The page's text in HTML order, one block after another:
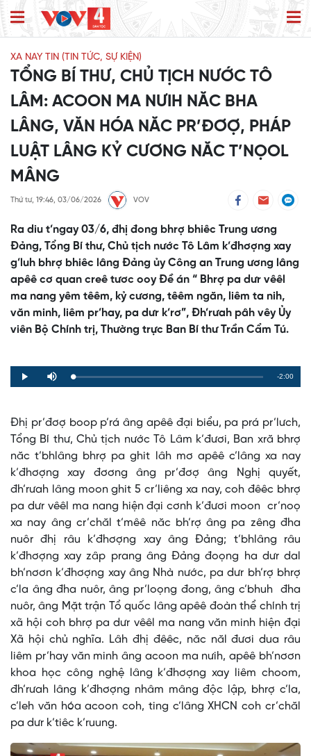
XA NAY TIN (TIN TỨC, SỰ KIỆN)
TỔNG BÍ THƯ, CHỦ TỊCH NƯỚC TÔ
LÂM: ACOON MA NƯIH NĂC BHA
LÂNG, VĂN HÓA NĂC PR’ĐƠỢ, PHÁP
LUẬT LÂNG KỶ CƯƠNG NĂC T’NỌOL
MÂNG
Thứ tư, 19:46, 03/06/2026 VOV
Ra diu t’ngay 03/6, đhị đong bhrợ bhiêc Trung ương
Đảng, Tổng Bí thư, Chủ tịch nước Tô Lâm k’đhơợng xay
g’luh bhrợ bhiêc lâng Đảng ủy Công an Trung ương lâng
apêê cơ quan creê tươc ooy Đề án “ Bhrợ pa dưr vêêl
ma nang yêm têêm, kỷ cương, têêm ngăn, liêm ta nih,
văn minh, liêm pr’hay, pa dưr k’rơ”, Đh’rưah pâh vêy Ủy
viên Bộ Chính trị, Thường trực Ban Bí thư Trần Cẩm Tú.
Play Mute Loaded:
0%
Progress:
0%
Remaining
-2:00
Đhị pr’đơợ boop p’rá âng apêê đại biểu, pa prá pr’lưch,
Tổng Bí thư, Chủ tịch nước Tô Lâm k’đươi, Ban xră bhrợ
năc t’bhlâng bhrợ pa ghit lâh mơ apêê c’lâng xa nay
k’đhơợng xay đơơng âng pr’đơợ âng Nghị quyết,
đh’rưah lâng moon ghit 5 cr’liêng xa nay, coh đêêc bhrợ
pa dưr vêêl ma nang hiện đại cơnh k’đươi moon cr’noọ
xa nay âng cr’chăl t’mêê năc bh’rợ âng pa zêng đha
nuôr đhị râu k’đhơợng xay âng Đảng; t’bhlâng râu
k’đhơợng xay zâp prang âng Đảng đoọng ha dưr dal
bh’nơơn k’đhơợng xay âng Nhà nước, pa dưr bh’rợ bhrợ
c’la âng đha nuôr, âng pr’loọng đong, âng c’bhuh đha
nuôr, âng Mặt trận Tổ quốc lâng apêê đoàn thể chính trị
xã hội coh bhrợ pa dưr vêêl ma nang văn minh hiện đại
Xã hội chủ nghĩa. Lâh đhị đêêc, năc năl đươi dua râu
liêm pr’hay văn minh âng acoon ma nưih, apêê bh’nơơn
khoa học công nghệ lâng k’đhơợng xay liêm choom,
đh’rưah lâng k’đhơợng nhâm mâng độc lập, bhrợ c’la,
c’leh văn hóa acoon coh, ting c’lâng XHCN coh cr’chăl
pa dưr k’tiêc k’ruung.